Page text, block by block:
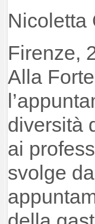
Nicoletta
Firenze,
Alla
diversità
ai
svolge